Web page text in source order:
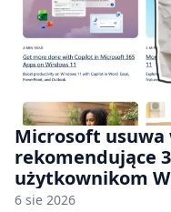
Microsoft usuwa
rekomendujące
użytkownikom
nam przy tym
6 sie 2026